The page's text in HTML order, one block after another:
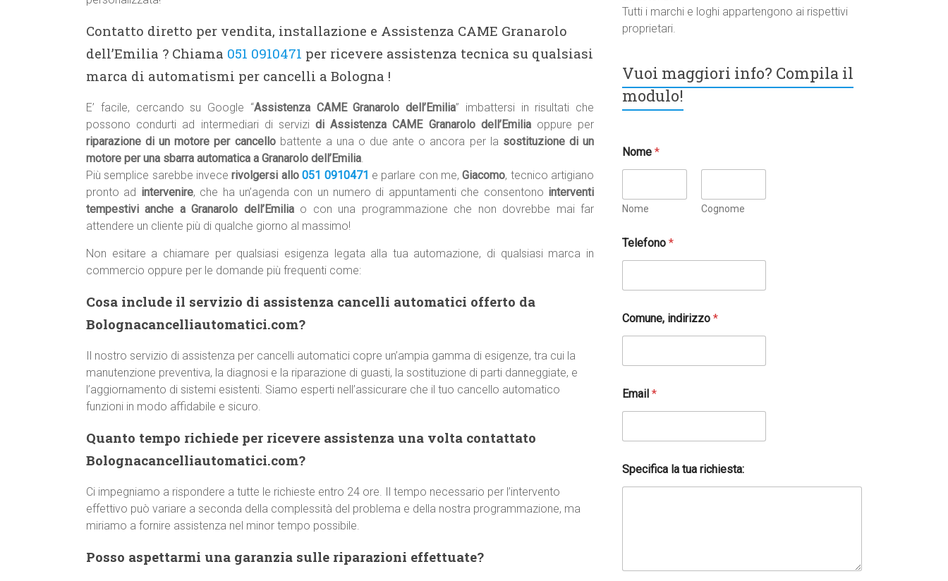
Contatto diretto per vendita, installazione e Assistenza CAME Granarolo
dell’Emilia ? Chiama 051 0910471 per ricevere assistenza tecnica su qualsiasi
marca di automatismi per cancelli a Bologna !
E’ facile, cercando su Google “Assistenza CAME Granarolo dell’Emilia” imbattersi in risultati che
possono condurti ad intermediari di servizi di Assistenza CAME Granarolo dell’Emilia oppure per
riparazione di un motore per cancellobattente a una o due ante o ancora per la sostituzione di un
motore per una sbarra automatica a Granarolo dell’Emilia.
Più semplice sarebbe invecerivolgersi allo051 0910471 e parlare con me,Giacomo, tecnico artigiano
pronto ad intervenire, che ha un’agenda con un numero di appuntamenti che consentono interventi
tempestivi anche a Granarolo dell’Emilia o con una programmazione che non dovrebbe mai far
attendere un cliente più di qualche giorno al massimo!
Non esitare a chiamare per qualsiasi esigenza legata alla tua automazione, di qualsiasi marca in
commercio oppure per le domande più frequenti come:
Cosa include il servizio di assistenza cancelli automatici offerto da
Bolognacancelliautomatici.com?
Il nostro servizio di assistenza per cancelli automatici copre un’ampia gamma di esigenze, tra cui la
manutenzione preventiva, la diagnosi e la riparazione di guasti, la sostituzione di parti danneggiate, e
l’aggiornamento di sistemi esistenti. Siamo esperti nell’assicurare che il tuo cancello automatico
funzioni in modo affidabile e sicuro.
Quanto tempo richiede per ricevere assistenza una volta contattato
Bolognacancelliautomatici.com?
Ci impegniamo a rispondere a tutte le richieste entro 24 ore. Il tempo necessario per l’intervento
effettivo può variare a seconda della complessità del problema e della nostra programmazione, ma
miriamo a fornire assistenza nel minor tempo possibile.
Posso aspettarmi una garanzia sulle riparazioni effettuate?
Tutti i marchi e loghi appartengono ai rispettivi
proprietari.
Vuoi maggiori info? Compila il
modulo!
Nome*
Nome Cognome
Telefono*
Comune, indirizzo*
Email*
Specifica la tua richiesta: